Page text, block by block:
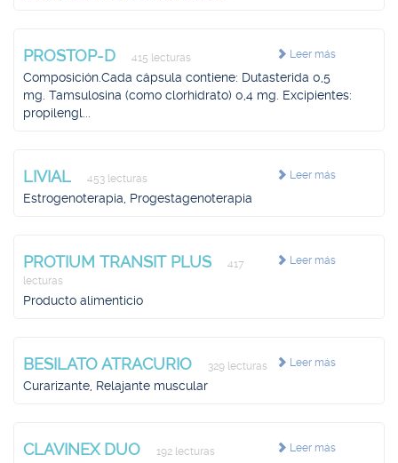
Leer más
PROSTOP-D 415 lecturas
Composición.Cada cápsula contiene: Dutasterida 0,5
mg. Tamsulosina (como clorhidrato) 0,4 mg. Excipientes:
propilengl...
Leer más
LIVIAL 453 lecturas
Estrogenoterapia, Progestagenoterapia
Leer más
PROTIUM TRANSIT PLUS
417
lecturas
Producto alimenticio
Leer más
BESILATO ATRACURIO 329 lecturas
Curarizante, Relajante muscular
Leer más
CLAVINEX DUO 192 lecturas